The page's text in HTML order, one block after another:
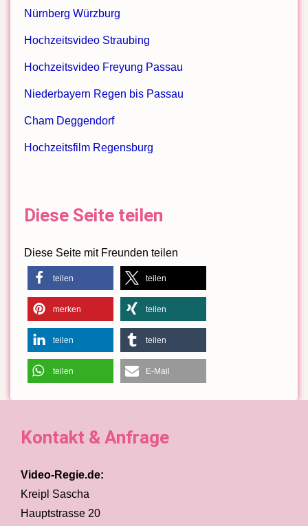
Nürnberg Würzburg
Hochzeitsvideo Straubing
Hochzeitsvideo Freyung Passau
Niederbayern Regen bis Passau
Cham Deggendorf
Hochzeitsfilm Regensburg
Diese Seite teilen
Diese Seite mit Freunden teilen
teilen teilen
merken teilen
teilen teilen
teilen E-Mail
Kontakt & Anfrage
Video-Regie.de:
Kreipl Sascha
Hauptstrasse 20